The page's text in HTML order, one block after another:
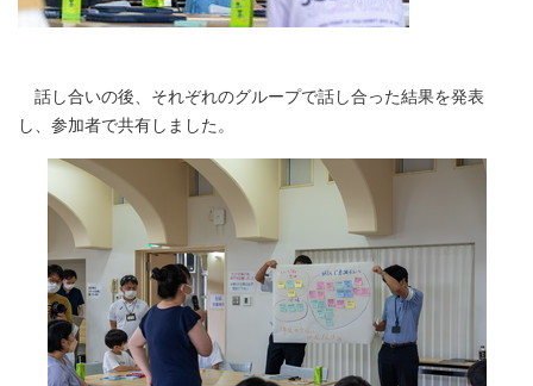
話し合いの後、それぞれのグループで話し合った結果を発表
し、参加者で共有しました。